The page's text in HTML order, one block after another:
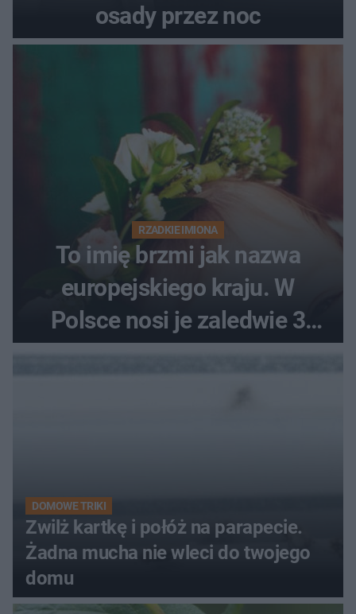
osady przez noc
RZADKIE IMIONA
To imię brzmi jak nazwa
europejskiego kraju. W
Polsce nosi je zaledwie 3
kobiety
DOMOWE TRIKI
Zwilż kartkę i połóż na parapecie.
Żadna mucha nie wleci do twojego
domu